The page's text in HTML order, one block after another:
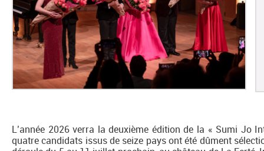
L’année 2026 verra la deuxième édition de la « Sumi Jo
quatre candidats issus de seize pays ont été dûment